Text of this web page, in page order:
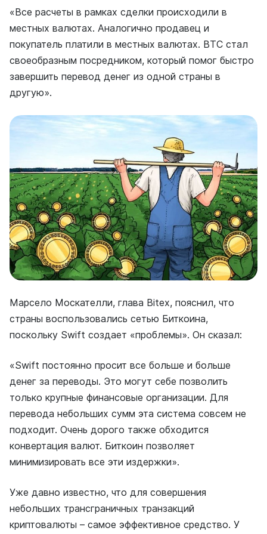
«Все расчеты в рамках сделки происходили в
местных валютах. Аналогично продавец и
покупатель платили в местных валютах. BTC стал
своеобразным посредником, который помог быстро
завершить перевод денег из одной страны в
другую».
Марсело Москателли, глава Bitex, пояснил, что
страны воспользовались сетью Биткоина,
поскольку Swift создает «проблемы». Он сказал:
«Swift постоянно просит все больше и больше
денег за переводы. Это могут себе позволить
только крупные финансовые организации. Для
перевода небольших сумм эта система совсем не
подходит. Очень дорого также обходится
конвертация валют. Биткоин позволяет
минимизировать все эти издержки».
Уже давно известно, что для совершения
небольших трансграничных транзакций
криптовалюты – самое эффективное средство. У